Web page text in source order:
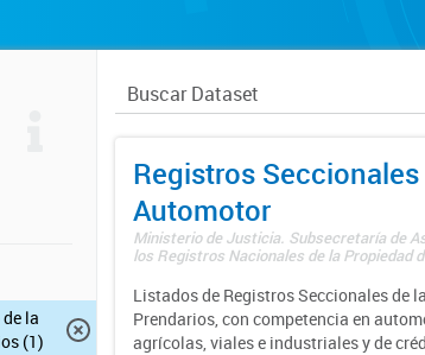
la
(1)
Registros
Automotor
Ministerio de Justicia. Subsecretaría de
los Registros Nacionales de la Propiedad
Listados de Registros Seccionales de
Prendarios, con competencia en
agrícolas, viales e industriales y de